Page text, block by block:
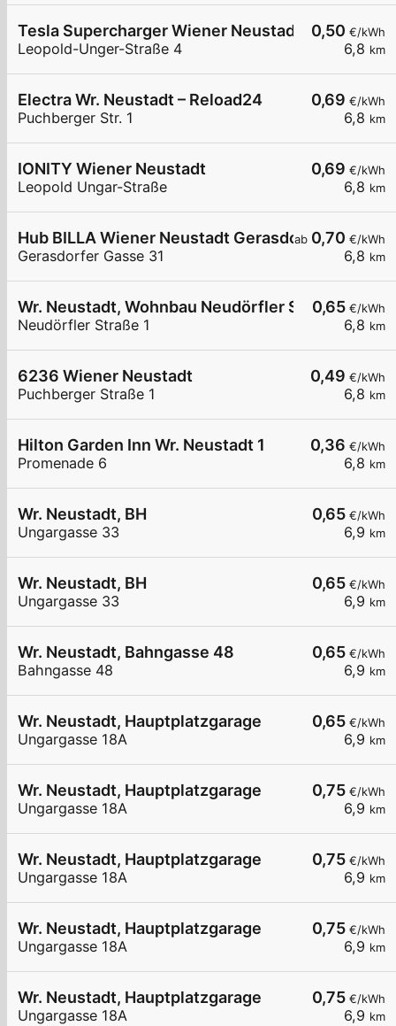
0,50 €/kWh
6,8 km
Tesla Supercharger Wiener Neustadt, Austria
Leopold-Unger-Straße 4
0,69 €/kWh
6,8 km
Electra Wr. Neustadt – Reload24
Puchberger Str. 1
0,69 €/kWh
6,8 km
IONITY Wiener Neustadt
Leopold Ungar-Straße
ab 0,70 €/kWh
6,8 km
Hub BILLA Wiener Neustadt Gerasdorfergasse
Gerasdorfer Gasse 31
0,65 €/kWh
6,8 km
Wr. Neustadt, Wohnbau Neudörfler Str.
Neudörfler Straße 1
0,49 €/kWh
6,8 km
6236 Wiener Neustadt
Puchberger Straße 1
0,36 €/kWh
6,8 km
Hilton Garden Inn Wr. Neustadt 1
Promenade 6
0,65 €/kWh
6,9 km
Wr. Neustadt, BH
Ungargasse 33
0,65 €/kWh
6,9 km
Wr. Neustadt, BH
Ungargasse 33
0,65 €/kWh
6,9 km
Wr. Neustadt, Bahngasse 48
Bahngasse 48
0,65 €/kWh
6,9 km
Wr. Neustadt, Hauptplatzgarage
Ungargasse 18A
0,75 €/kWh
6,9 km
Wr. Neustadt, Hauptplatzgarage
Ungargasse 18A
0,75 €/kWh
6,9 km
Wr. Neustadt, Hauptplatzgarage
Ungargasse 18A
0,75 €/kWh
6,9 km
Wr. Neustadt, Hauptplatzgarage
Ungargasse 18A
0,75 €/kWh
6,9 km
Wr. Neustadt, Hauptplatzgarage
Ungargasse 18A